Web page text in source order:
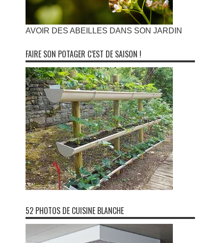
AVOIR DES ABEILLES DANS SON JARDIN
FAIRE SON POTAGER C’EST DE SAISON !
52 PHOTOS DE CUISINE BLANCHE